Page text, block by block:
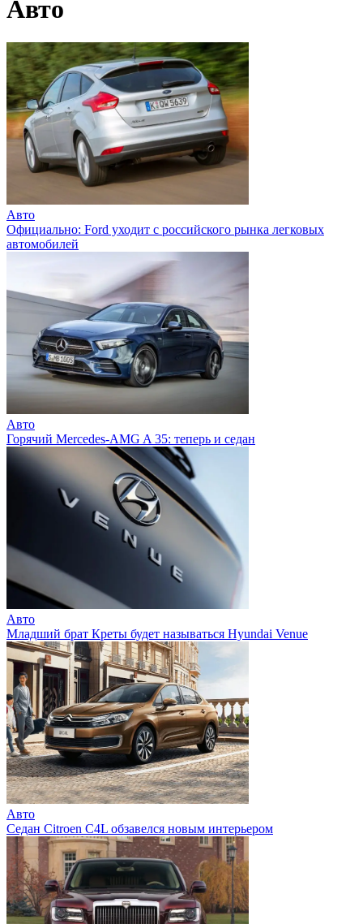
Авто
Авто
Официально: Ford уходит с российского рынка легковых
автомобилей
Авто
Горячий Mercedes-AMG A 35: теперь и седан
Авто
Младший брат Креты будет называться Hyundai Venue
Авто
Седан Citroen C4L обзавелся новым интерьером